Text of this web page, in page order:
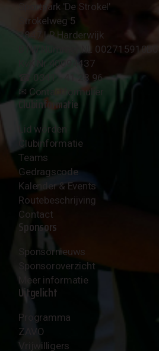
Sportpark 'De Strokel'
Strokelweg 5
3847 LR Harderwijk
BTW Nummer NL 002715910B01
KvK Nr 40094437
☎︎ 0341 - 41 28 96
✉︎ Contactformulier
Clubinformatie
Lid worden
Clubinformatie
Teams
Gedragscode
Kalender & Events
Routebeschrijving
Contact
Sponsors
Sponsornieuws
Sponsoroverzicht
Meer informatie
Uitgelicht
Programma
ZAVO
Vrijwilligers